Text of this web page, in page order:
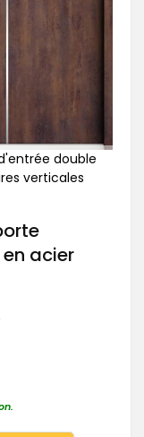
double
verticales
acier